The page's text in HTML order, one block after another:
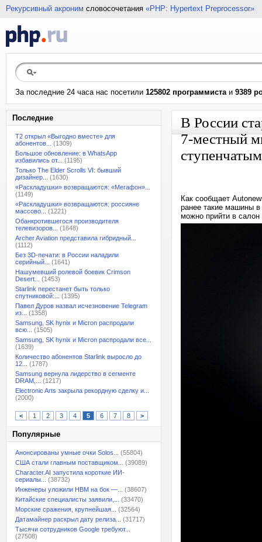
Рекурсивный акроним словосочетания «PHP: Hypertext Preprocessor»
За последние 24 часа нас посетили 125802 программистаи 9389
Последние
T2 открыл «Выгодно вместе» для
абонентов...
(1309)
Большое обновление: в WhatsApp
избавились от...
(1195)
Только The Elder Scrolls VI: бывший
дизайнер...
(1630)
«Раскладушки» возвращаются: «Мегафон»...
(1149)
«Раскладушки» возвращаются: россияне
массово...
(1221)
Обанкротившегося производителя
телевизоров...
(1648)
Archer Aviation представила гибридный...
(1112)
Без 3D-печати: в России наладили
серийный...
(1641)
Нашумевший ролевой боевик Crimson
Desert...
(1453)
Starlink перестанет быть только
спутниковой:...
(1395)
Павел Дуров назвал исчезновение Telegram
из...
(1358)
Samsung, SK hynix и Micron распродали
всю...
(1505)
Samsung, SK hynix и Micron распродали все...
(1639)
Количество абонентов Starlink выросло до
12...
(1787)
Samsung вернула лидерство в сегменте
DRAM,...
(1217)
Electronic Arts закрыла рекордную сделку и...
(2000)
< 1 2 3 4 5 6 7 8 >
Популярные
Анонсированы умные очки Solos...
(55804)
США стали главным поставщиком...
(39089)
Character.AI запустила короткие ИИ-
сериалы...
(38732)
Инженеры уложили HBM на бок —...
(38607)
Китайские специалисты заявили,...
(33470)
Морские сражения, крупнейшая...
(32564)
Датамайнер раскрыл дату релиза...
(31717)
Тысячи сотрудников Google требуют...
(27508)
В России
7-местный
Как сообщает
ранее такие машины в
можно прийти в салон